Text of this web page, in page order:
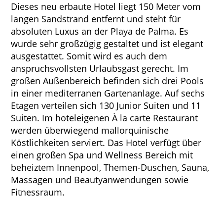
Dieses neu erbaute Hotel liegt 150 Meter vom
langen Sandstrand entfernt und steht für
absoluten Luxus an der Playa de Palma. Es
wurde sehr großzügig gestaltet und ist elegant
ausgestattet. Somit wird es auch dem
anspruchsvollsten Urlaubsgast gerecht. Im
großen Außenbereich befinden sich drei Pools
in einer mediterranen Gartenanlage. Auf sechs
Etagen verteilen sich 130 Junior Suiten und 11
Suiten. Im hoteleigenen À la carte Restaurant
werden überwiegend mallorquinische
Köstlichkeiten serviert. Das Hotel verfügt über
einen großen Spa und Wellness Bereich mit
beheiztem Innenpool, Themen-Duschen, Sauna,
Massagen und Beautyanwendungen sowie
Fitnessraum.